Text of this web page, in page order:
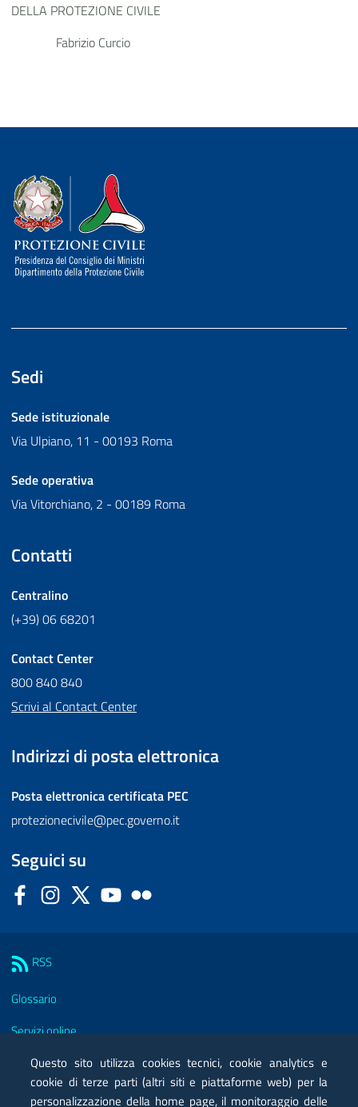
DELLA PROTEZIONE CIVILE
Fabrizio Curcio
Dipartimento della Protezione Civile
Sedi
Sede istituzionale
Via Ulpiano, 11 - 00193 Roma
Sede operativa
Via Vitorchiano, 2 - 00189 Roma
Contatti
Centralino
(+39) 06 68201
Contact Center
800 840 840
Scrivi al Contact Center
Indirizzi di posta elettronica
Posta elettronica certificata PEC
protezionecivile@pec.governo.it
Seguici su
FacebookInstagram
Twitter YouTube
RSS
Glossario
Servizi online
Moduli
Posta elettronica certificata PEC
Questo sito utilizza cookies tecnici, cookie analytics e
cookie di terze parti (altri siti e piattaforme web) per la
personalizzazione della home page, il monitoraggio delle